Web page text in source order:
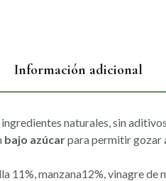
Información adicional
naturales, sin
bajo azúcarpara permitir gozar
11%, manzana12%, vinagre de